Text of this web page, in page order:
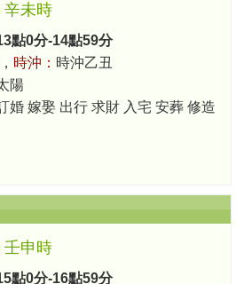
辛未時
點0分-14點59分
時沖： 時沖乙丑
陽
婚 嫁娶 出行 求財 入宅 安葬 修造
壬申時
點0分-16點59分